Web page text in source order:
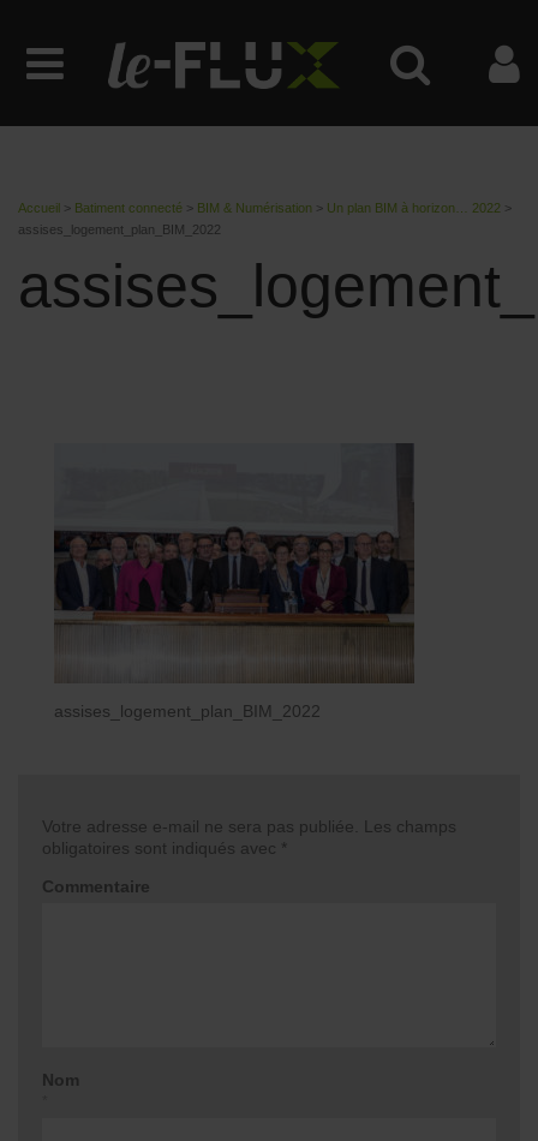
Accueil > Batiment connecté > BIM & Numérisation > Un plan BIM à horizon… 2022 >
assises_logement_plan_BIM_2022
assises_logement_plan_BIM_2022
Votre adresse e-mail ne sera pas publiée.
Les champs
obligatoires sont indiqués avec *
Commentaire
Nom